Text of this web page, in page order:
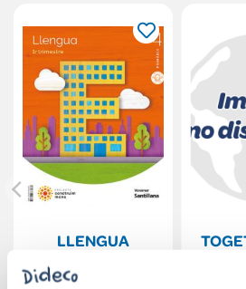
LLENGUA
4 PRIMARIA
CAN!